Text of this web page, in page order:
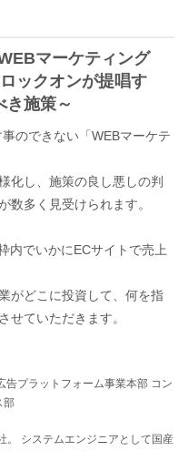
マーケティング
ックオンが提唱す
き施策～
のできない「WEBマーケテ
化し、施策の良し悪しの判
数多く見受けられます。
内でいかにECサイトで売上
がどこに投資して、何を指
せていただきます。
告プラットフォーム事業本部 コン
部
。 システムエンジニアとして国産